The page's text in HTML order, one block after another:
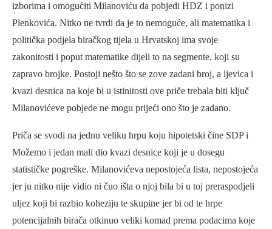
izborima i omogućiti Milanoviću da pobjedi HDZ i ponizi
Plenkovića. Nitko ne tvrdi da je to nemoguće, ali matematika i
politička podjela biračkog tijela u Hrvatskoj ima svoje
zakonitosti i poput matematike dijeli to na segmente, koji su
zapravo brojke. Postoji nešto što se zove zadani broj, a ljevica i
kvazi desnica na koje bi u istinitosti ove priče trebala biti ključ
Milanovićeve pobjede ne mogu prijeći ono što je zadano.
Priča se svodi na jednu veliku hrpu koju hipotetski čine SDP i
Možemo i jedan mali dio kvazi desnice koji je u dosegu
statističke pogreške. Milanovićeva nepostojeća lista, nepostojeća
jer ju nitko nije vidio ni čuo išta o njoj bila bi u toj preraspodjeli
uljez koji bi razbio koheziju te skupine jer bi od te hrpe
potencijalnih birača otkinuo veliki komad prema podacima koje